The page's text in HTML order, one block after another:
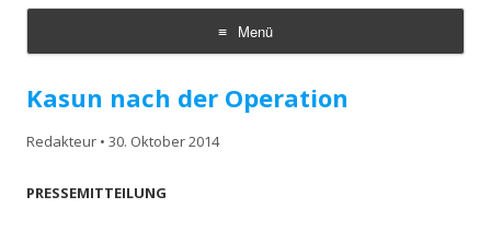
Menü
Zum
springen
Kasun nach der Operation
Redakteur • 30. Oktober 2014
PRESSEMITTEILUNG